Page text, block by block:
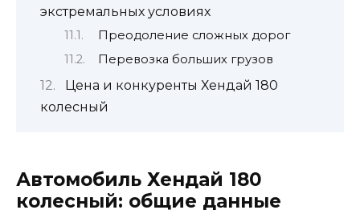
экстремальных условиях
Преодоление сложных дорог
Перевозка больших грузов
Цена и конкуренты Хендай 180
колесный
Автомобиль Хендай 180
колесный: общие данные